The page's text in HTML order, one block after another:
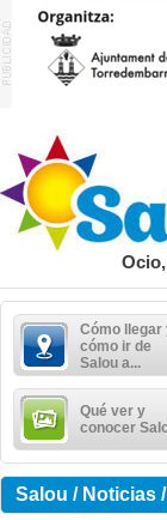
Cómo llegar
cómo ir de
Salou a...
Qué ver y
conocer
Salou / Noticias